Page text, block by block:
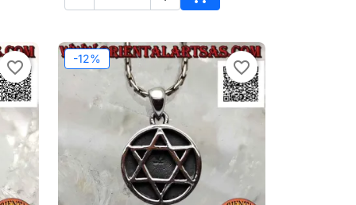
al carrello Aggiungi al carrello
favorite_border -12% favorite_border